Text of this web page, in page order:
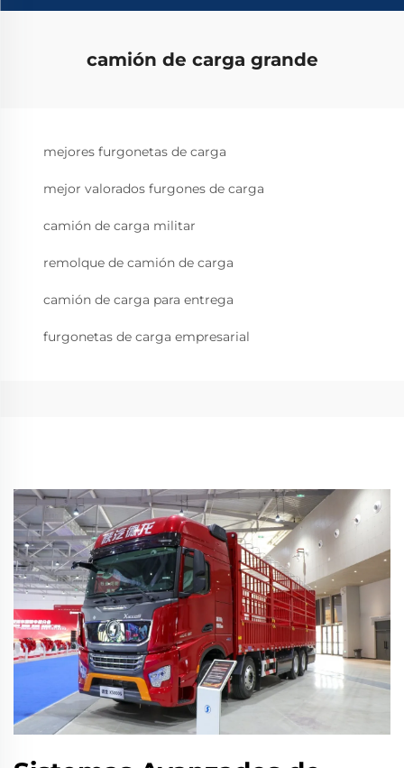
camión de carga grande
mejores furgonetas de carga
mejor valorados furgones de carga
camión de carga militar
remolque de camión de carga
camión de carga para entrega
furgonetas de carga empresarial